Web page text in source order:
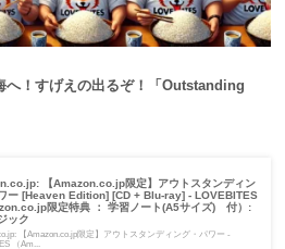
！すげえの出るぞ！「Outstanding
【Amazon.co.jp限定】アウトスタンディン
ー [Heaven Edition] [CD + Blu-ray] - LOVEBITES
限定特典 ： 学習ノート(A5サイズ) 付）:
ック
【Amazon.co.jp限定】アウトスタンディング・パワー -
（Am...